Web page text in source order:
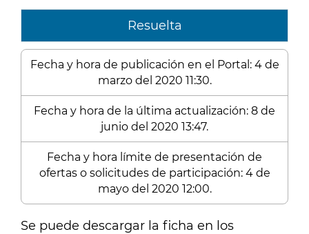
Resuelta
Fecha y hora de publicación en el Portal: 4 de
marzo del 2020 11:30.
Fecha y hora de la última actualización: 8 de
junio del 2020 13:47.
Fecha y hora límite de presentación de
ofertas o solicitudes de participación: 4 de
mayo del 2020 12:00.
Se puede descargar la ficha en los